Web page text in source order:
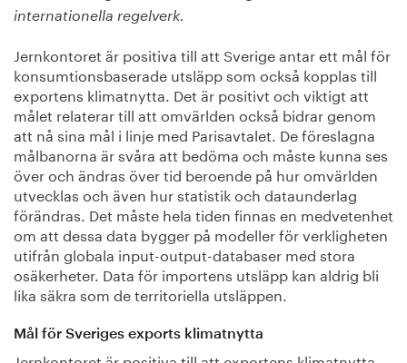
internationella regelverk.
Jernkontoret är positiva till att Sverige antar ett mål för
konsumtionsbaserade utsläpp som också kopplas till
exportens klimatnytta. Det är positivt och viktigt att
målet relaterar till att omvärlden också bidrar genom
att nå sina mål i linje med Parisavtalet. De föreslagna
målbanorna är svåra att bedöma och måste kunna ses
över och ändras över tid beroende på hur omvärlden
utvecklas och även hur statistik och dataunderlag
förändras. Det måste hela tiden finnas en medvetenhet
om att dessa data bygger på modeller för verkligheten
utifrån globala input-output-databaser med stora
osäkerheter. Data för importens utsläpp kan aldrig bli
lika säkra som de territoriella utsläppen.
Mål för Sveriges exports klimatnytta